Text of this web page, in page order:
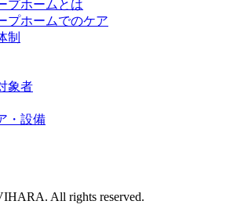
プホームとは
プホームでのケア
制
象者
・設備
All rights reserved.